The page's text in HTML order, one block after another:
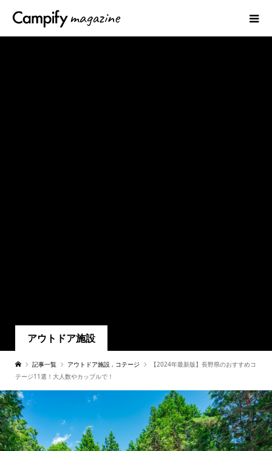
アウトドア施設
記事一覧 アウトドア施設 , コテージ
【2024年最新版】長野県のおすすめコ
テージ11選！大人数やカップルで！